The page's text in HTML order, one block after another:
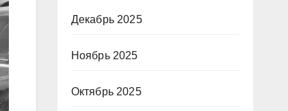
Декабрь 2025
Ноябрь 2025
Октябрь 2025